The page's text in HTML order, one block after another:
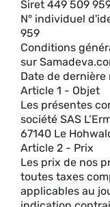
Siret 449 509
N° individuel
959
Conditions
sur
Date de
Article 1 - Objet
Les présentes
société SAS
67140 Le
Article 2 - Prix
Les prix de nos
toutes taxes
applicables au